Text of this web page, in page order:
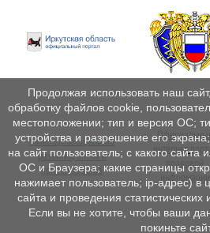
Министерство социального
развития, опеки и
попечительства
Официальный
интернет
правовой
информации
Продолжая использовать наш
обработку файлов cookie,
местоположении; тип и версия ОС;
устройства и разрешение его
на сайт пользователь; с какого сайта
ОС и Браузера; какие страницы
нажимает пользователь; ip-адрес) в
сайта и проведения
Если вы не хотите, чтобы ваши
покиньте